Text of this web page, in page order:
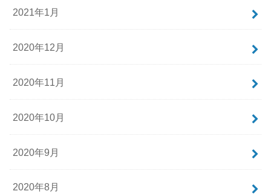
2021年1月
2020年12月
2020年11月
2020年10月
2020年9月
2020年8月